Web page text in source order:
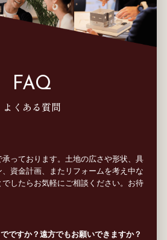
FAQ
よくある質問
っております。土地の広さや形状、具
資金計画、またリフォームを考え中な
したらお気軽にご相談ください。お待
ですか？遠方でもお願いできますか？